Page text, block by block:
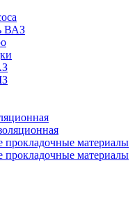
ВАЗ
прокладочные материалы
прокладочные материалы